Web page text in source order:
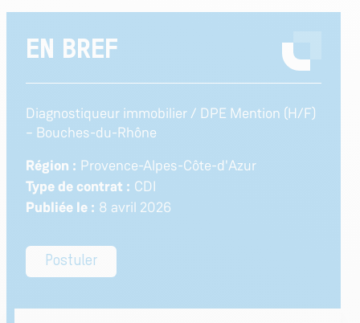
EN BREF
Diagnostiqueur immobilier / DPE Mention (H/F)
– Bouches-du-Rhône
Région : Provence-Alpes-Côte-d'Azur
Type de contrat : CDI
Publiée le : 8 avril 2026
Postuler